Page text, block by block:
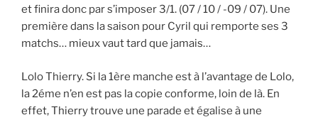
et finira donc par s’imposer 3/1. (07 / 10 / -09 / 07). Une
première dans la saison pour Cyril qui remporte ses 3
matchs… mieux vaut tard que jamais…
Lolo Thierry. Si la 1ère manche est à l’avantage de Lolo,
la 2éme n’en est pas la copie conforme, loin de là. En
effet, Thierry trouve une parade et égalise à une